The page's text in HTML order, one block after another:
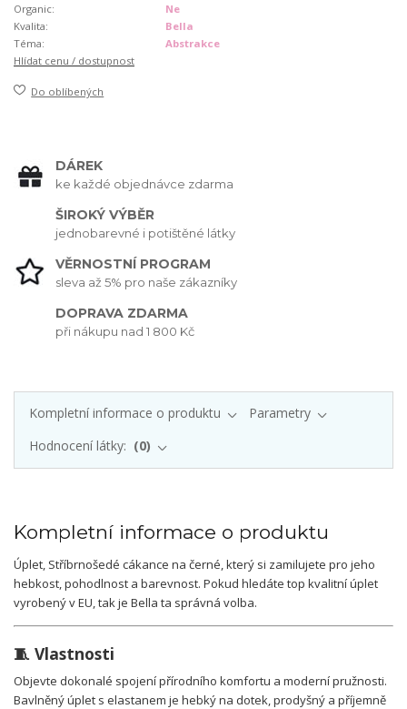
Organic:
Ne
Kvalita:
Bella
Téma:
Abstrakce
Hlídat cenu / dostupnost
Do oblíbených
DÁREK
ke každé objednávce zdarma
ŠIROKÝ VÝBĚR
jednobarevné i potištěné látky
VĚRNOSTNÍ PROGRAM
sleva až 5% pro naše zákazníky
DOPRAVA ZDARMA
při nákupu nad 1 800 Kč
Kompletní informace o produktu
Parametry
Hodnocení látky:
0
Kompletní informace o produktu
Úplet, Stříbrnošedé cákance na černé, který si zamilujete pro jeho
hebkost, pohodlnost a barevnost. Pokud hledáte top kvalitní úplet
vyrobený v EU, tak je Bella ta správná volba.
🧵 Vlastnosti
Objevte dokonalé spojení přírodního komfortu a moderní pružnosti.
Bavlněný úplet s elastanem je hebký na dotek, prodyšný a příjemně